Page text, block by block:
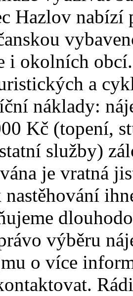
Hazlov
i okolních
a
náklady:
Kč (topení,
služby)
je vratná
výběru
o více